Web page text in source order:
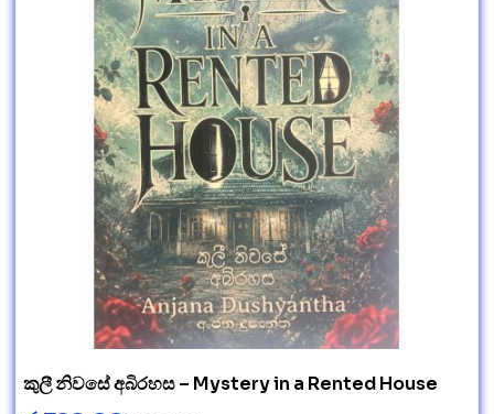
කුලී නිවසේ අබිරහස – Mystery in a Rented House